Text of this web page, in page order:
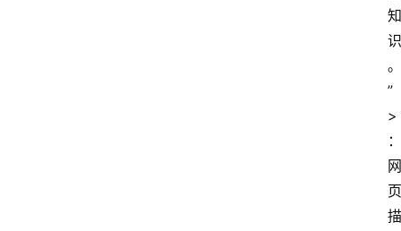
知
识
。
”
>
：
网
页
描